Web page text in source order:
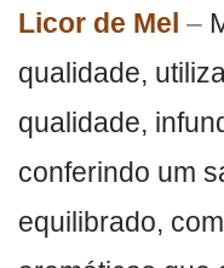
Licor de Mel –
qualidade,
qualidade,
conferindo um
equilibrado,